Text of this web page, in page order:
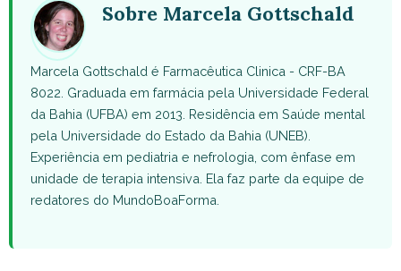
Sobre Marcela Gottschald
Marcela Gottschald é Farmacêutica Clinica - CRF-BA
8022. Graduada em farmácia pela Universidade Federal
da Bahia (UFBA) em 2013. Residência em Saúde mental
pela Universidade do Estado da Bahia (UNEB).
Experiência em pediatria e nefrologia, com ênfase em
unidade de terapia intensiva. Ela faz parte da equipe de
redatores do MundoBoaForma.